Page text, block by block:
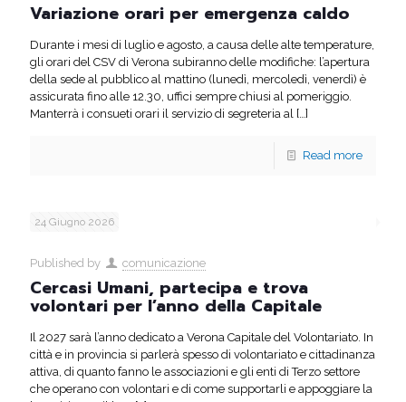
Variazione orari per emergenza caldo
Durante i mesi di luglio e agosto, a causa delle alte temperature,
gli orari del CSV di Verona subiranno delle modifiche: l’apertura
della sede al pubblico al mattino (lunedì, mercoledì, venerdì) è
assicurata fino alle 12.30, uffici sempre chiusi al pomeriggio.
Manterrà i consueti orari il servizio di segreteria al […]
Read more
24 Giugno 2026
Published by comunicazione
Cercasi Umani, partecipa e trova
volontari per l’anno della Capitale
Il 2027 sarà l’anno dedicato a Verona Capitale del Volontariato. In
città e in provincia si parlerà spesso di volontariato e cittadinanza
attiva, di quanto fanno le associazioni e gli enti di Terzo settore
che operano con volontari e di come supportarli e appoggiare la